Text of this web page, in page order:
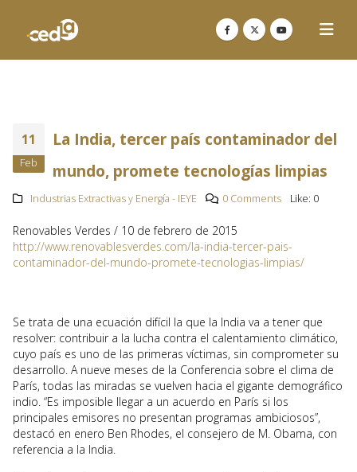
11
Feb
La India, tercer país contaminador del
mundo, promete tecnologías limpias
Industrias Extractivas y Energía - IEYE 0 Comments Like: 0
Renovables Verdes / 10 de febrero de 2015
http://www.renovablesverdes.com/la-india-tercer-pais-
contaminador-del-mundo-promete-tecnologias-limpias/
Se trata de una ecuación difícil la que la India va a tener que
resolver: contribuir a la lucha contra el calentamiento climático,
cuyo país es uno de las primeras víctimas, sin comprometer su
desarrollo. A nueve meses de la Conferencia sobre el clima de
París, todas las miradas se vuelven hacia el gigante demográfico
indio. “Es imposible llegar a un acuerdo en París si los
principales emisores no presentan programas ambiciosos”,
destacó en enero Ben Rhodes, el consejero de M. Obama, con
referencia a la India.